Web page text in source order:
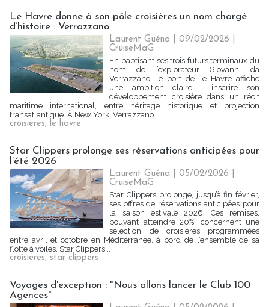
Le Havre donne à son pôle croisières un nom chargé
d’histoire : Verrazzano
Laurent Guéna | 09/02/2026
CruiseMaG
En baptisant ses trois futurs terminaux du
nom de l’explorateur Giovanni da
Verrazzano, le port de Le Havre affiche
une ambition claire : inscrire son
développement croisière dans un récit
maritime international, entre héritage historique et projection
transatlantique. À New York, Verrazzano...
croisieres, le havre
Star Clippers prolonge ses réservations anticipées pour
l’été 2026
Laurent Guéna | 05/02/2026
CruiseMaG
Star Clippers prolonge, jusqu’à fin février,
ses offres de réservations anticipées pour
la saison estivale 2026. Ces remises,
pouvant atteindre 20%, concernent une
sélection de croisières programmées
entre avril et octobre en Méditerranée, à bord de l’ensemble de sa
flotte à voiles. Star Clippers...
croisieres, star clippers
Voyages d'exception : "Nous allons lancer le Club 100
Agences"